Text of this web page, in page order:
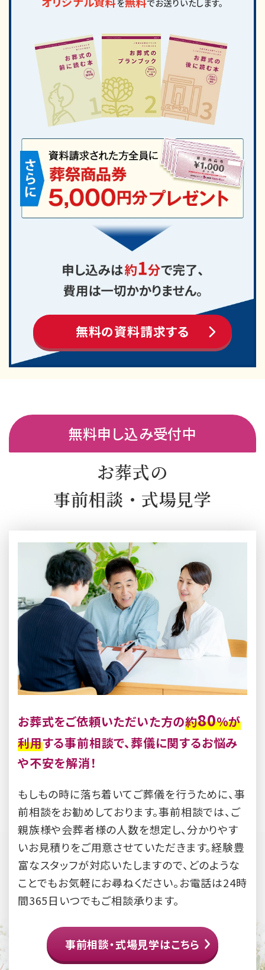
無料の資料請求する
無料申し込み受付中
お葬式の
事前相談・式場見学
お葬式をご依頼いただいた方の約80%が
利用する事前相談で、葬儀に関するお悩み
や不安を解消！
もしもの時に落ち着いてご葬儀を行うために、事
前相談をお勧めしております。事前相談では、ご
親族様や会葬者様の人数を想定し、分かりやす
いお見積りをご用意させていただきます。経験豊
富なスタッフが対応いたしますので、どのような
ことでもお気軽にお尋ねください。お電話は24時
間365日いつでもご相談承ります。
事前相談・式場見学はこちら